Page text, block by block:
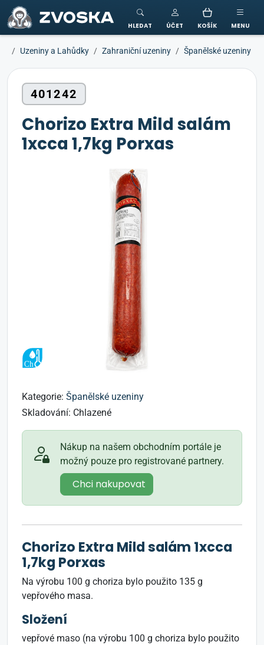
ZVOSKA
HLEDAT ÚČET KOŠÍK MENU
Uzeniny a Lahůdky Zahraniční uzeniny Španělské uzeniny
401242
Chorizo Extra Mild salám
1xcca 1,7kg Porxas
Kategorie: Španělské uzeniny
Skladování: Chlazené
Nákup na našem obchodním portále je
možný pouze pro registrované partnery.
Chci nakupovat
Chorizo Extra Mild salám 1xcca
1,7kg Porxas
Na výrobu 100 g choriza bylo použito 135 g
vepřového masa.
Složení
vepřové maso (na výrobu 100 g choriza bylo použito